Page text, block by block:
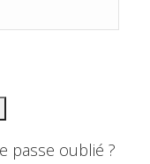
passe oublié ?